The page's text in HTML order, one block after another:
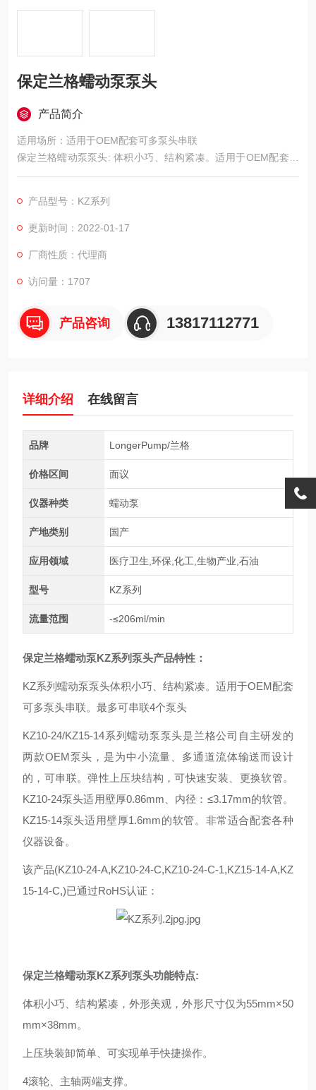
保定兰格蠕动泵泵头
产品简介
适用场所：适用于OEM配套可多泵头串联
保定兰格蠕动泵泵头: 体积小巧、结构紧凑。适用于OEM配套可
多泵头串联。最多可串联4个泵头
M泵头，是为中小流量、多通道流体输送而设计的，可串联。弹
性上压块结构，可快速安装、更换软管。KZ10-24泵头适用壁厚
产品型号：KZ系列
更新时间：2022-01-17
厂商性质：代理商
访问量：1707
产品咨询 13817112771
详细介绍 在线留言
品牌 LongerPump/兰格
价格区间 面议
仪器种类 蠕动泵
产地类别 国产
应用领域 医疗卫生,环保,化工,生物产业,石油
型号 KZ系列
流量范围 -≤206ml/min
保定兰格蠕动泵KZ系列泵头产品特性：
KZ系列蠕动泵泵头体积小巧、结构紧凑。适用于OEM配套
可多泵头串联。最多可串联4个泵头
KZ10-24/KZ15-14系列蠕动泵泵头是兰格公司自主研发的
两款OEM泵头，是为中小流量、多通道流体输送而设计
的，可串联。弹性上压块结构，可快速安装、更换软管。
KZ10-24泵头适用壁厚0.86mm、内径：≤3.17mm的软管。
KZ15-14泵头适用壁厚1.6mm的软管。非常适合配套各种
仪器设备。
该产品(KZ10-24-A,KZ10-24-C,KZ10-24-C-1,KZ15-14-A,KZ
15-14-C,)已通过RoHS认证：
保定兰格蠕动泵KZ系列泵头功能特点:
体积小巧、结构紧凑，外形美观，外形尺寸仅为55mm×50
mm×38mm。
上压块装卸简单、可实现单手快捷操作。
4滚轮、主轴两端支撑。